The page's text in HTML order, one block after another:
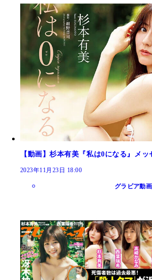
【動画】杉本有美『私は0になる』メッ
2023年11月23日 18:00
グラビア動画